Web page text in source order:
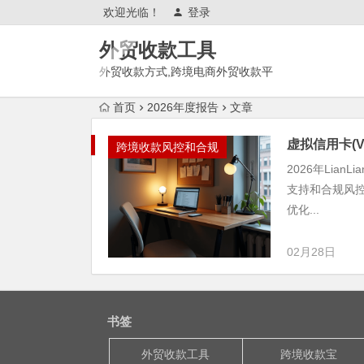
欢迎光临！ 登录
外贸收款工具
外贸收款方式,跨境电商外贸收款平
逊,tk,tiktok,temu特姆,东南亚
首页 2026年度报告 文章
跨境收款风控和合规 虚拟信用卡
2026年
支持和合规风
优化...
02月28日
书签
外贸收款工具 跨境收款宝